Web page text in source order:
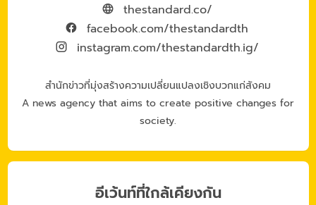
thestandard.co/
facebook.com/thestandardth
instagram.com/thestandardth.ig/
สำนักข่าวที่มุ่งสร้างความเปลี่ยนแปลงเชิงบวกแก่สังคม
A news agency that aims to create positive changes for
society.
อีเว้นท์ที่ใกล้เคียงกัน